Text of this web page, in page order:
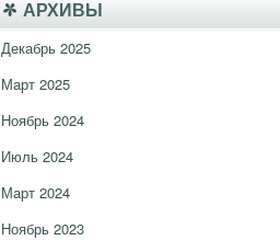
АРХИВЫ
Декабрь 2025
Март 2025
Ноябрь 2024
Июль 2024
Март 2024
Ноябрь 2023